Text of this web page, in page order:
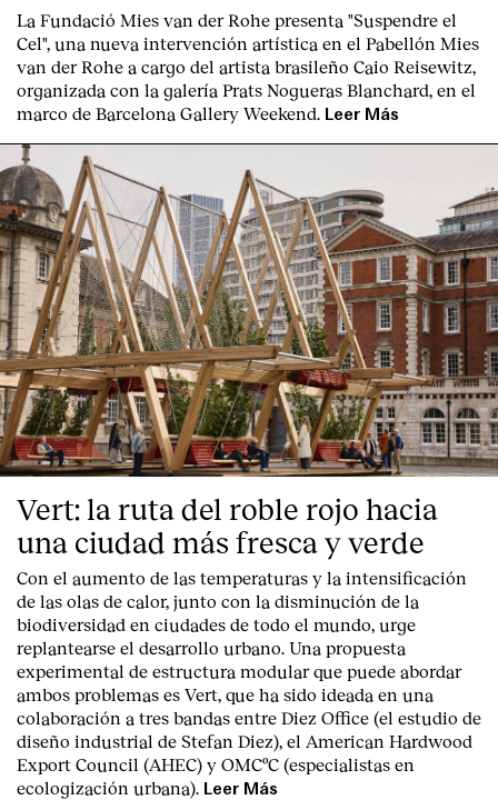
La Fundació Mies van der Rohe presenta "Suspendre el
Cel", una nueva intervención artística en el Pabellón Mies
van der Rohe a cargo del artista brasileño Caio Reisewitz,
organizada con la galería Prats Nogueras Blanchard, en el
marco de Barcelona Gallery Weekend. Leer Más
Vert: la ruta del roble rojo hacia
una ciudad más fresca y verde
Con el aumento de las temperaturas y la intensificación
de las olas de calor, junto con la disminución de la
biodiversidad en ciudades de todo el mundo, urge
replantearse el desarrollo urbano. Una propuesta
experimental de estructura modular que puede abordar
ambos problemas es Vert, que ha sido ideada en una
colaboración a tres bandas entre Diez Office (el estudio de
diseño industrial de Stefan Diez), el American Hardwood
Export Council (AHEC) y OMCºC (especialistas en
ecologización urbana). Leer Más